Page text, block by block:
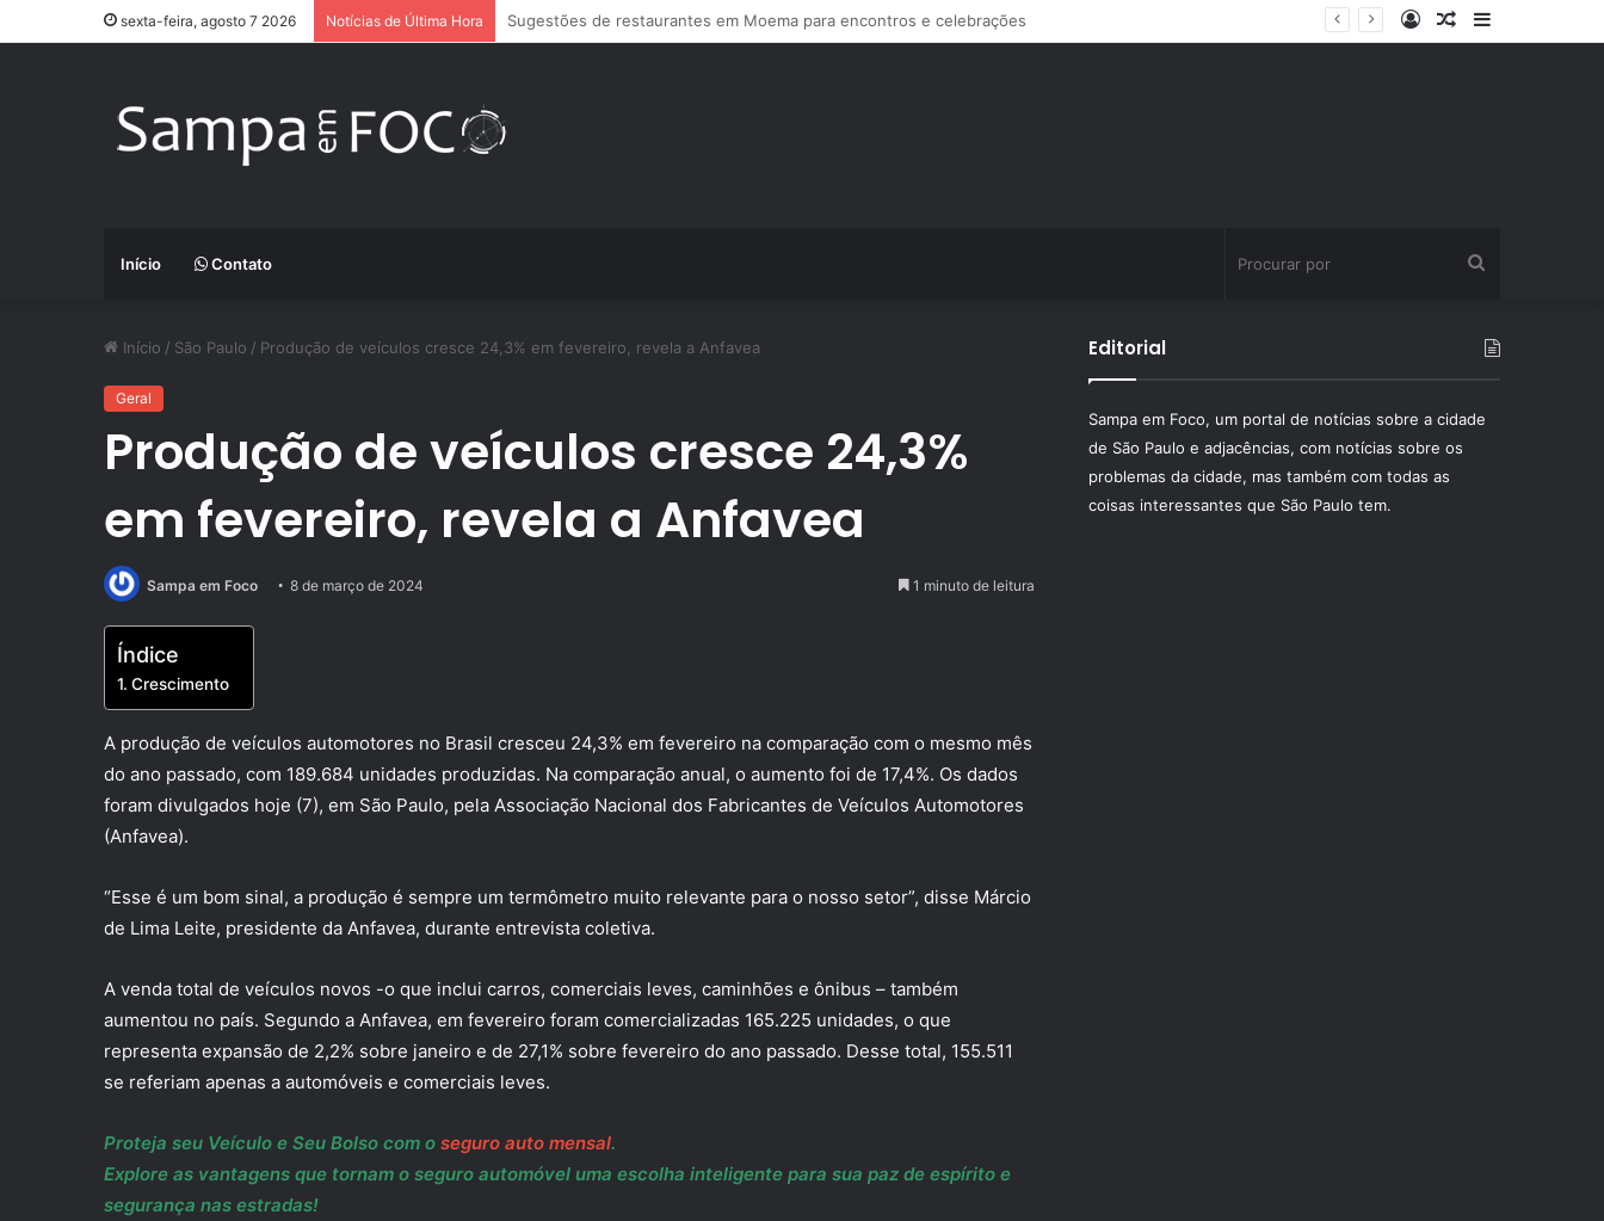
sexta-feira, agosto 7 2026 Notícias de Última Hora Apps de treino personalizado crescem no Brasil e impulsionam modelo de assinatura fitness
Barra
Artigo
Entrar
Início Contato
por
Início / São Paulo / Produção de veículos cresce 24,3% em fevereiro, revela a Anfavea
Geral
Produção de veículos cresce 24,3%
em fevereiro, revela a Anfavea
Sampa em Foco 8 de março de 2024 1 minuto de leitura
Índice
Crescimento
A produção de veículos automotores no Brasil cresceu 24,3% em fevereiro na comparação com o mesmo mês
do ano passado, com 189.684 unidades produzidas. Na comparação anual, o aumento foi de 17,4%. Os dados
foram divulgados hoje (7), em São Paulo, pela Associação Nacional dos Fabricantes de Veículos Automotores
(Anfavea).
“Esse é um bom sinal, a produção é sempre um termômetro muito relevante para o nosso setor”, disse Márcio
de Lima Leite, presidente da Anfavea, durante entrevista coletiva.
A venda total de veículos novos -o que inclui carros, comerciais leves, caminhões e ônibus – também
aumentou no país. Segundo a Anfavea, em fevereiro foram comercializadas 165.225 unidades, o que
representa expansão de 2,2% sobre janeiro e de 27,1% sobre fevereiro do ano passado. Desse total, 155.511
se referiam apenas a automóveis e comerciais leves.
Proteja seu Veículo e Seu Bolso com o seguro auto mensal.
Explore as vantagens que tornam o seguro automóvel uma escolha inteligente para sua paz de espírito e
segurança nas estradas!
Editorial
Sampa em Foco, um portal de notícias sobre a cidade
de São Paulo e adjacências, com notícias sobre os
problemas da cidade, mas também com todas as
coisas interessantes que São Paulo tem.